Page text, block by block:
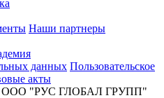
Наши партнеры
данных Пользовательское
акты
ООО "РУС ГЛОБАЛ ГРУПП"